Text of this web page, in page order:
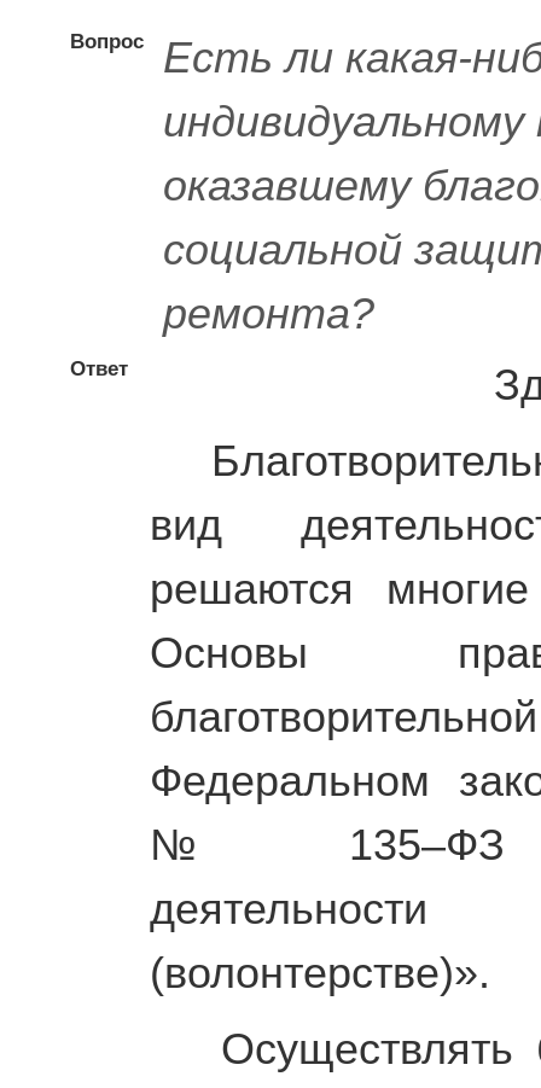
Вопрос
Есть ли какая-
оказавшему
социальной
ремонта?
Ответ
вид
решаются
Основы
Федеральном
№ 135–ФЗ «О
(волонтерстве)».
Осуществлять